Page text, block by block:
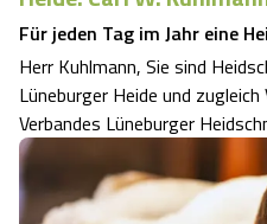
Für jeden Tag im Jahr eine
Herr Kuhlmann, Sie sind
Lüneburger Heide und
Verbandes Lüneburger
Heidschnuckenzüchter ein
Frage kann ich nur mit einem
direkte Umgang mit den